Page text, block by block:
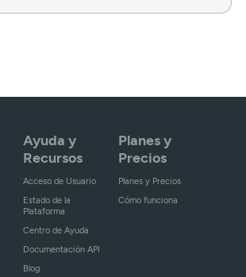
Ayuda y
Recursos
Acceso de Usuario
Estado de la
Plataforma
Centro de Ayuda
Documentación API
Blog
Planes y
Precios
Planes y Precios
Cómo funciona